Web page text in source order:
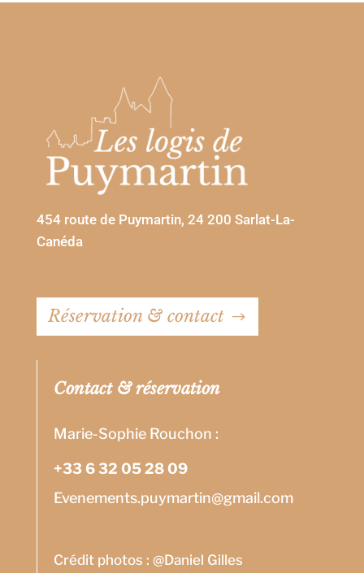
454 route de Puymartin, 24 200 Sarlat-La-
Canéda
Réservation & contact
Contact & réservation
Marie-Sophie Rouchon :
+33 6 32 05 28 09
Evenements.puymartin@gmail.com
Crédit photos : @Daniel Gilles